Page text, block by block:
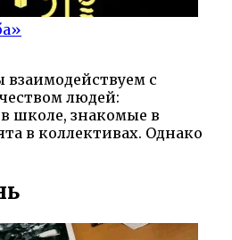
с
людей:
школе, знакомые в
в коллективах. Однако